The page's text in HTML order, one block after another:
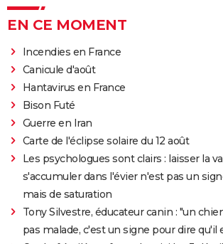
EN CE MOMENT
Incendies en France
Canicule d'août
Hantavirus en France
Bison Futé
Guerre en Iran
Carte de l'éclipse solaire du 12 août
Les psychologues sont clairs : laisser la
s'accumuler dans l'évier n'est pas un
mais de saturation
Tony Silvestre, éducateur canin : "un
pas malade, c'est un signe pour dire qu'il